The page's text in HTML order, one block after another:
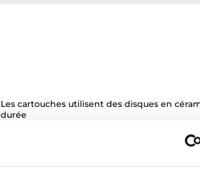
Les cartouches utilisent des disques en
durée